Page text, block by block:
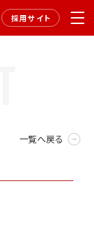
採用サイト
一覧へ戻る